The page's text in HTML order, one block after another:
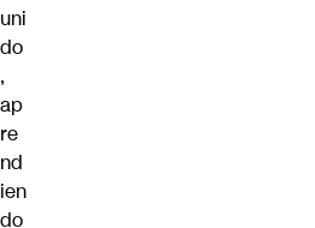
uni
do
,
ap
re
nd
ien
do